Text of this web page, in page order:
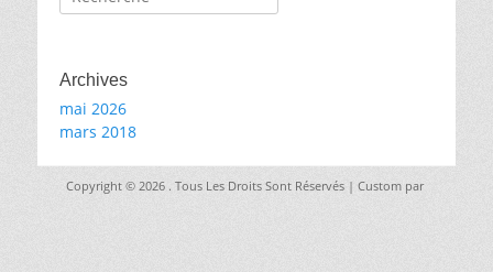
pour:
Archives
mai 2026
mars 2018
Copyright © 2026 . Tous Les Droits Sont Réservés | Custom par